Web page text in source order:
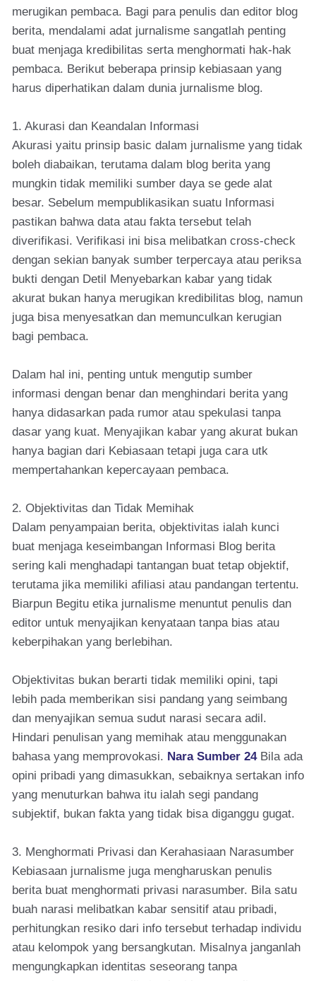
merugikan pembaca. Bagi para penulis dan editor blog
berita, mendalami adat jurnalisme sangatlah penting
buat menjaga kredibilitas serta menghormati hak-hak
pembaca. Berikut beberapa prinsip kebiasaan yang
harus diperhatikan dalam dunia jurnalisme blog.
1. Akurasi dan Keandalan Informasi
Akurasi yaitu prinsip basic dalam jurnalisme yang tidak
boleh diabaikan, terutama dalam blog berita yang
mungkin tidak memiliki sumber daya se gede alat
besar. Sebelum mempublikasikan suatu Informasi
pastikan bahwa data atau fakta tersebut telah
diverifikasi. Verifikasi ini bisa melibatkan cross-check
dengan sekian banyak sumber terpercaya atau periksa
bukti dengan Detil Menyebarkan kabar yang tidak
akurat bukan hanya merugikan kredibilitas blog, namun
juga bisa menyesatkan dan memunculkan kerugian
bagi pembaca.
Dalam hal ini, penting untuk mengutip sumber
informasi dengan benar dan menghindari berita yang
hanya didasarkan pada rumor atau spekulasi tanpa
dasar yang kuat. Menyajikan kabar yang akurat bukan
hanya bagian dari Kebiasaan tetapi juga cara utk
mempertahankan kepercayaan pembaca.
2. Objektivitas dan Tidak Memihak
Dalam penyampaian berita, objektivitas ialah kunci
buat menjaga keseimbangan Informasi Blog berita
sering kali menghadapi tantangan buat tetap objektif,
terutama jika memiliki afiliasi atau pandangan tertentu.
Biarpun Begitu etika jurnalisme menuntut penulis dan
editor untuk menyajikan kenyataan tanpa bias atau
keberpihakan yang berlebihan.
Objektivitas bukan berarti tidak memiliki opini, tapi
lebih pada memberikan sisi pandang yang seimbang
dan menyajikan semua sudut narasi secara adil.
Hindari penulisan yang memihak atau menggunakan
bahasa yang memprovokasi. Nara Sumber 24Bila ada
opini pribadi yang dimasukkan, sebaiknya sertakan info
yang menuturkan bahwa itu ialah segi pandang
subjektif, bukan fakta yang tidak bisa diganggu gugat.
3. Menghormati Privasi dan Kerahasiaan Narasumber
Kebiasaan jurnalisme juga mengharuskan penulis
berita buat menghormati privasi narasumber. Bila satu
buah narasi melibatkan kabar sensitif atau pribadi,
perhitungkan resiko dari info tersebut terhadap individu
atau kelompok yang bersangkutan. Misalnya janganlah
mengungkapkan identitas seseorang tanpa